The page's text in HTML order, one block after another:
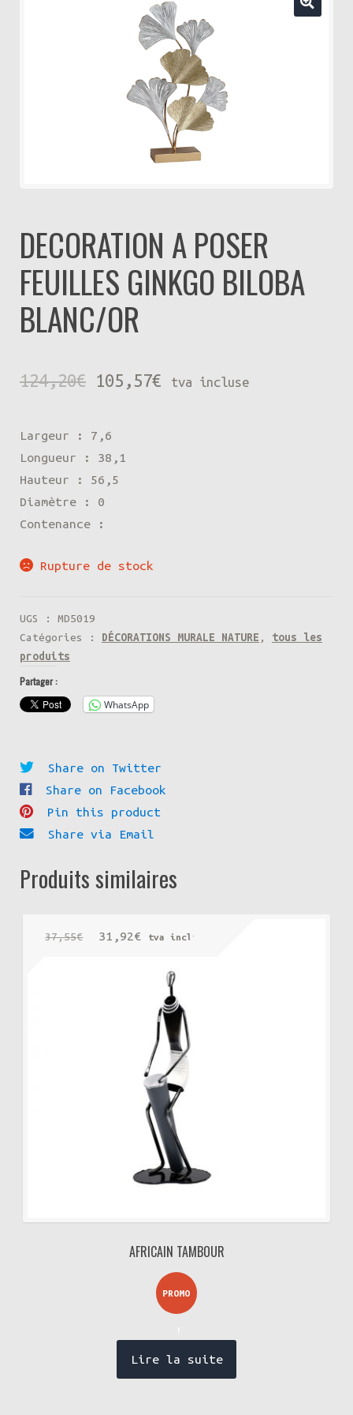
DECORATION A POSER
FEUILLES GINKGO BILOBA
BLANC/OR
124,20€ Le
initial
était :
124,20€.
105,57€Letva incluse
Largeur : 7,6
Longueur : 38,1
Hauteur : 56,5
Diamètre : 0
Contenance :
Rupture de stock
UGS : MD5019
Catégories : DÉCORATIONS MURALE NATURE , tous les
produits
Partager :
WhatsApp
Share on Twitter
Share on Facebook
Pin this product
Share via Email
Produits similaires
AFRICAIN TAMBOUR
PROMO
37,55€
Le31,92€ Le
actuel
est :
31,92€.
tva incluse
Lire la suite